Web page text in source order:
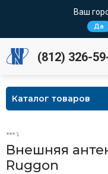
Ваш
Да
(812) 326-
Каталог товаров
Внешняя
Ruggon